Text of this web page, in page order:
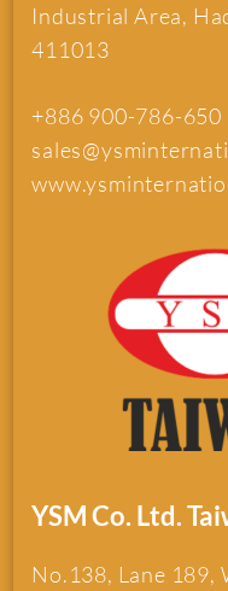
Industrial Area,
411013
+886 900-786-650
YSM Co. Ltd.
No.138, Lane 189,